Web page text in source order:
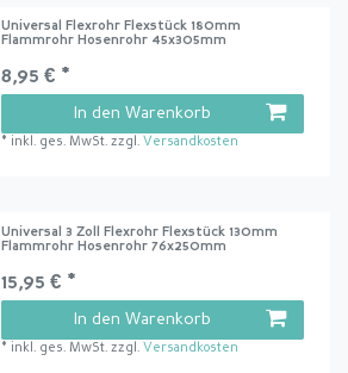
Universal Flexrohr Flexstück 180mm
Flammrohr Hosenrohr 45x305mm
8,95 € *
In den Warenkorb
* inkl. ges. MwSt. zzgl. Versandkosten
Universal 3 Zoll Flexrohr Flexstück 130mm
Flammrohr Hosenrohr 76x250mm
15,95 € *
In den Warenkorb
* inkl. ges. MwSt. zzgl. Versandkosten